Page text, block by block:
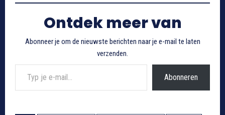
Ontdek meer van
Abonneer je om de nieuwste berichten naar je e-mail te laten
verzenden.
Typ je e-mail...
Abonneren